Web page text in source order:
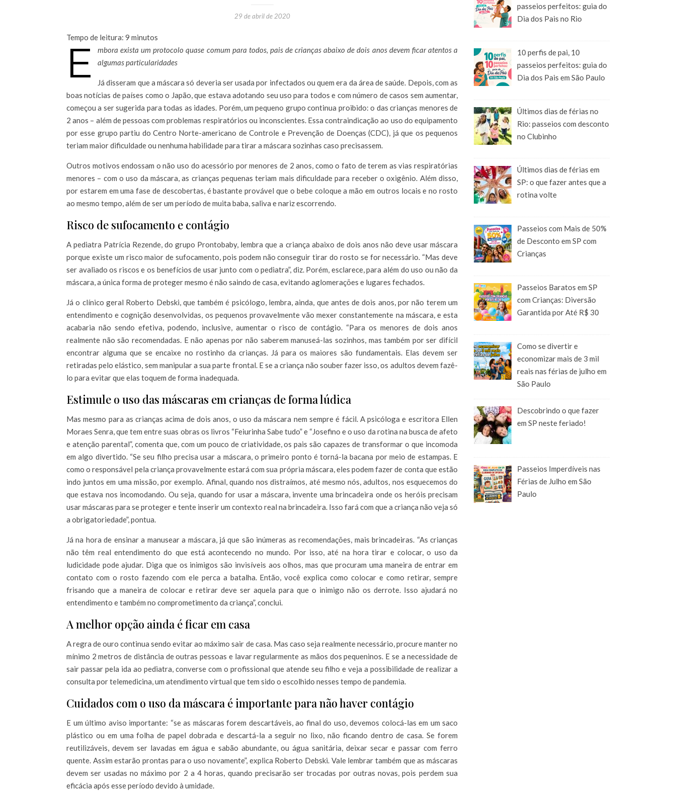
29 de abril de 2020
Tempo de leitura: 9 minutos
E
mbora exista um protocolo quase comum para todos, pais de crianças abaixo de dois anos devem ficar atentos a
algumas particularidades
Já disseram que a máscara só deveria ser usada por infectados ou quem era da área de saúde. Depois, com as
boas notícias de países como o Japão, que estava adotando seu uso para todos e com número de casos sem aumentar,
começou a ser sugerida para todas as idades. Porém, um pequeno grupo continua proibido: o das crianças menores de
2 anos – além de pessoas com problemas respiratórios ou inconscientes. Essa contraindicação ao uso do equipamento
por esse grupo partiu do Centro Norte-americano de Controle e Prevenção de Doenças (CDC), já que os pequenos
teriam maior dificuldade ou nenhuma habilidade para tirar a máscara sozinhas caso precisassem.
Outros motivos endossam o não uso do acessório por menores de 2 anos, como o fato de terem as vias respiratórias
menores – com o uso da máscara, as crianças pequenas teriam mais dificuldade para receber o oxigênio. Além disso,
por estarem em uma fase de descobertas, é bastante provável que o bebe coloque a mão em outros locais e no rosto
ao mesmo tempo, além de ser um período de muita baba, saliva e nariz escorrendo.
Risco de sufocamento e contágio
A pediatra Patrícia Rezende, do grupo Prontobaby, lembra que a criança abaixo de dois anos não deve usar máscara
porque existe um risco maior de sufocamento, pois podem não conseguir tirar do rosto se for necessário. “Mas deve
ser avaliado os riscos e os benefícios de usar junto com o pediatra”, diz. Porém, esclarece, para além do uso ou não da
máscara, a única forma de proteger mesmo é não saindo de casa, evitando aglomerações e lugares fechados.
Já o clínico geral Roberto Debski, que também é psicólogo, lembra, ainda, que antes de dois anos, por não terem um
entendimento e cognição desenvolvidas, os pequenos provavelmente vão mexer constantemente na máscara, e esta
acabaria não sendo efetiva, podendo, inclusive, aumentar o risco de contágio. “Para os menores de dois anos
realmente não são recomendadas. E não apenas por não saberem manuseá-las sozinhos, mas também por ser difícil
encontrar alguma que se encaixe no rostinho da crianças. Já para os maiores são fundamentais. Elas devem ser
retiradas pelo elástico, sem manipular a sua parte frontal. E se a criança não souber fazer isso, os adultos devem fazê-
lo para evitar que elas toquem de forma inadequada.
Estimule o uso das máscaras em crianças de forma lúdica
Mas mesmo para as crianças acima de dois anos, o uso da máscara nem sempre é fácil. A psicóloga e escritora Ellen
Moraes Senra, que tem entre suas obras os livros “Feiurinha Sabe tudo” e “Josefino e o uso da rotina na busca de afeto
e atenção parental”, comenta que, com um pouco de criatividade, os pais são capazes de transformar o que incomoda
em algo divertido. “Se seu filho precisa usar a máscara, o primeiro ponto é torná-la bacana por meio de estampas. E
como o responsável pela criança provavelmente estará com sua própria máscara, eles podem fazer de conta que estão
indo juntos em uma missão, por exemplo. Afinal, quando nos distraímos, até mesmo nós, adultos, nos esquecemos do
que estava nos incomodando. Ou seja, quando for usar a máscara, invente uma brincadeira onde os heróis precisam
usar máscaras para se proteger e tente inserir um contexto real na brincadeira. Isso fará com que a criança não veja só
a obrigatoriedade”, pontua.
Já na hora de ensinar a manusear a máscara, já que são inúmeras as recomendações, mais brincadeiras. “As crianças
não têm real entendimento do que está acontecendo no mundo. Por isso, até na hora tirar e colocar, o uso da
ludicidade pode ajudar. Diga que os inimigos são invisíveis aos olhos, mas que procuram uma maneira de entrar em
contato com o rosto fazendo com ele perca a batalha. Então, você explica como colocar e como retirar, sempre
frisando que a maneira de colocar e retirar deve ser aquela para que o inimigo não os derrote. Isso ajudará no
entendimento e também no comprometimento da criança”, conclui.
A melhor opção ainda é ficar em casa
A regra de ouro continua sendo evitar ao máximo sair de casa. Mas caso seja realmente necessário, procure manter no
mínimo 2 metros de distância de outras pessoas e lavar regularmente as mãos dos pequeninos. E se a necessidade de
sair passar pela ida ao pediatra, converse com o profissional que atende seu filho e veja a possibilidade de realizar a
consulta por telemedicina, um atendimento virtual que tem sido o escolhido nesses tempo de pandemia.
Cuidados com o uso da máscara é importante para não haver contágio
E um último aviso importante: “se as máscaras forem descartáveis, ao final do uso, devemos colocá-las em um saco
plástico ou em uma folha de papel dobrada e descartá-la a seguir no lixo, não ficando dentro de casa. Se forem
reutilizáveis, devem ser lavadas em água e sabão abundante, ou água sanitária, deixar secar e passar com ferro
quente. Assim estarão prontas para o uso novamente”, explica Roberto Debski. Vale lembrar também que as máscaras
devem ser usadas no máximo por 2 a 4 horas, quando precisarão ser trocadas por outras novas, pois perdem sua
eficácia após esse período devido à umidade.
passeios perfeitos: guia do
Dia dos Pais no Rio
10 perfis de pai, 10
passeios perfeitos: guia do
Dia dos Pais em São Paulo
Últimos dias de férias no
Rio: passeios com desconto
no Clubinho
Últimos dias de férias em
SP: o que fazer antes que a
rotina volte
Passeios com Mais de 50%
de Desconto em SP com
Crianças
Passeios Baratos em SP
com Crianças: Diversão
Garantida por Até R$ 30
Como se divertir e
economizar mais de 3 mil
reais nas férias de julho em
São Paulo
Descobrindo o que fazer
em SP neste feriado!
Passeios Imperdíveis nas
Férias de Julho em São
Paulo